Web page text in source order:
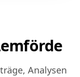
Analysen